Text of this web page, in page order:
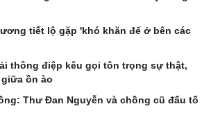
tiết lộ gặp 'khó khăn để ở bên các
thông điệp kêu gọi tôn trọng sự thật,
ồn ào
Thư Đan Nguyễn và chồng cũ đấu tố